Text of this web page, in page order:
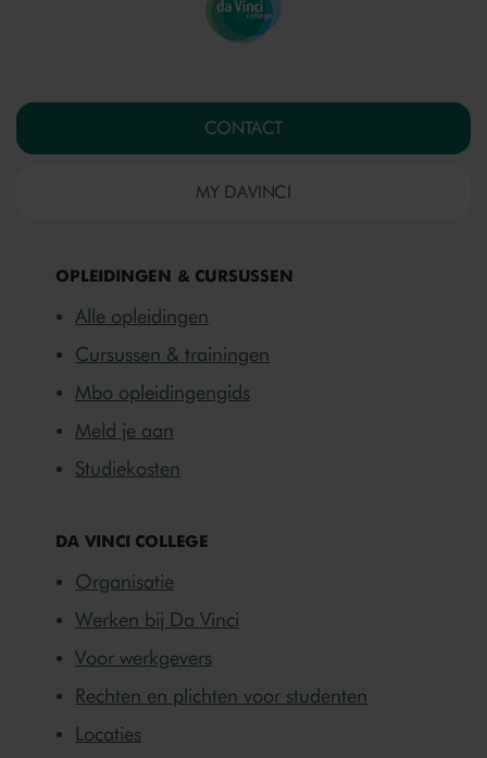
OPLEIDINGEN & CURSUSSEN
Alle opleidingen
Cursussen & trainingen
Mbo opleidingengids
Meld je aan
Studiekosten
DA VINCI COLLEGE
Organisatie
Werken bij Da Vinci
Voor werkgevers
Rechten en plichten voor studenten
Locaties
CONTACT
MY DAVINCI